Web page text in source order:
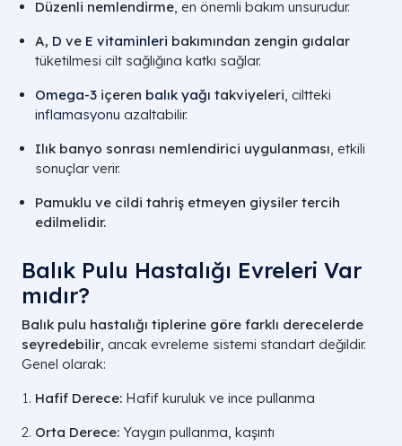
Düzenli nemlendirme, en önemli bakım unsurudur.
A, D ve E vitaminleri bakımından zengin gıdalar
tüketilmesi cilt sağlığına katkı sağlar.
Omega-3 içeren balık yağı takviyeleri, ciltteki
inflamasyonu azaltabilir.
Ilık banyo sonrası nemlendirici uygulanması, etkili
sonuçlar verir.
Pamuklu ve cildi tahriş etmeyen giysiler tercih
edilmelidir.
Balık Pulu Hastalığı Evreleri Var
mıdır?
Balık pulu hastalığı tiplerine göre farklı derecelerde
seyredebilir, ancak evreleme sistemi standart değildir.
Genel olarak:
Hafif Derece: Hafif kuruluk ve ince pullanma
Orta Derece: Yaygın pullanma, kaşıntı